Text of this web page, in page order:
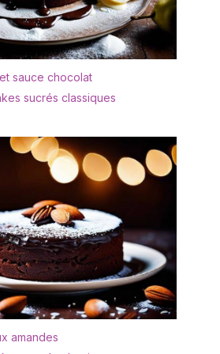
compatible lave-
vaisselle INCLUS : livre
de recettes, verre
doseur, cuillère mesure,
pinceau, pales,
accessoires pour réaliser
sauce chocolat
sucrés classiques
amandes